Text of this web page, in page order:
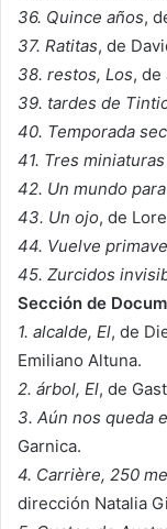
36. Quince años,
37. Ratitas, de
38. restos, Los, de
39. tardes de
40. Temporada
41. Tres
42. Un mundo
43. Un ojo, de
44. Vuelve
45. Zurcidos
Sección de
1. alcalde, El, de
Emiliano Altuna.
2. árbol, El, de
3. Aún nos queda
Garnica.
4. Carrière, 250
dirección Natalia